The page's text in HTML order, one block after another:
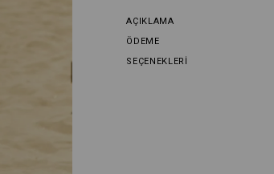
AÇIKLAMA
ÖDEME
SEÇENEKLERI